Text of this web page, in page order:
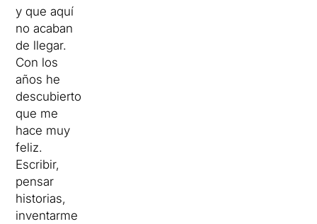
y que aquí
no acaban
de llegar.
Con los
años he
descubierto
que me
hace muy
feliz.
Escribir,
pensar
historias,
inventarme